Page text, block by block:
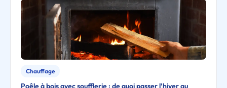
Chauffage
Poêle à bois avec soufflerie : de quoi passer l’hiver au